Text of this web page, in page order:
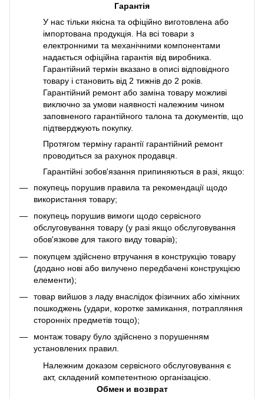
Гарантія
У нас тільки якісна та офіційно виготовлена або
імпортована продукція. На всі товари з
електронними та механічними компонентами
надається офіційна гарантія від виробника.
Гарантійний термін вказано в описі відповідного
товару і становить від 2 тижнів до 2 років.
Гарантійний ремонт або заміна товару можливі
виключно за умови наявності належним чином
заповненого гарантійного талона та документів, що
підтверджують покупку.
Протягом терміну гарантії гарантійний ремонт
проводиться за рахунок продавця.
Гарантійні зобов'язання припиняються в разі, якщо:
покупець порушив правила та рекомендації щодо
використання товару;
покупець порушив вимоги щодо сервісного
обслуговування товару (у разі якщо обслуговування
обов'язкове для такого виду товарів);
покупцем здійснено втручання в конструкцію товару
(додано нові або вилучено передбачені конструкцією
елементи);
товар вийшов з ладу внаслідок фізичних або хімічних
пошкоджень (удари, коротке замикання, потрапляння
сторонніх предметів тощо);
монтаж товару було здійснено з порушенням
установлених правил.
Належним доказом сервісного обслуговування є
акт, складений компетентною організацією.
Обмен и возврат